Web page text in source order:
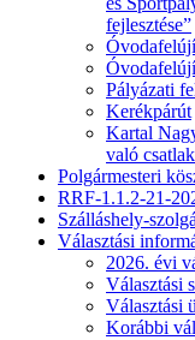
fejlesztése”
Pályázati
Kerékpárút
Kartal
való
Polgármesteri
RRF-1.1.2-21-
Szálláshely-
Választási
2026. évi
Választási
Választási
Korábbi